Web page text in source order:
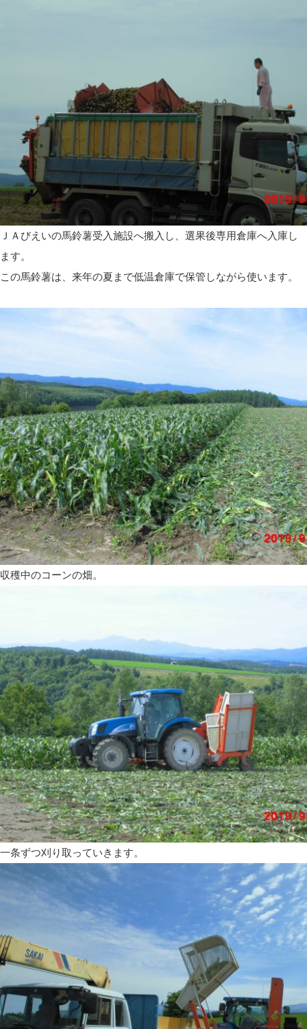
ＪＡびえいの馬鈴薯受入施設へ搬入し、選果後専用倉庫へ入庫し
ます。
この馬鈴薯は、来年の夏まで低温倉庫で保管しながら使います。
収穫中のコーンの畑。
一条ずつ刈り取っていきます。